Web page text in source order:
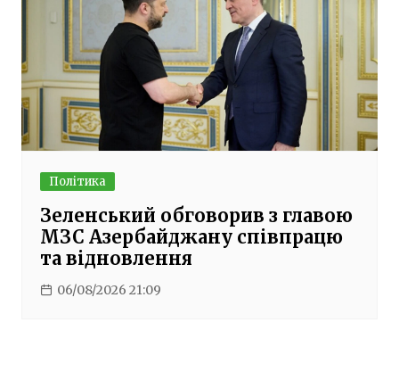
Політика
Зеленський обговорив з главою
МЗС Азербайджану співпрацю
та відновлення
06/08/2026 21:09